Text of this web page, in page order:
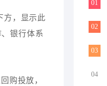
方，显示此
银行体系
购投放，
01
02
03
04